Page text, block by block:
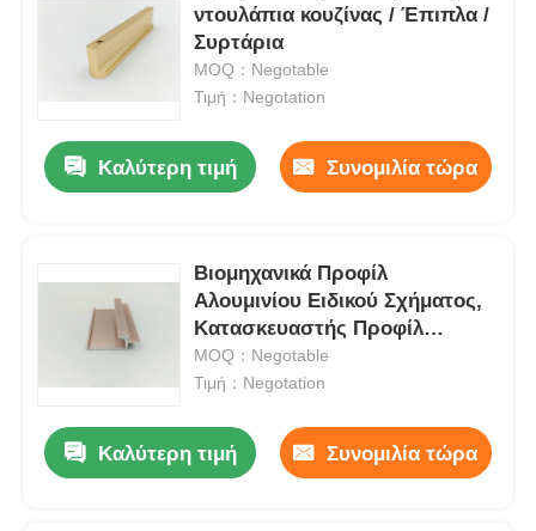
Σπίτι
ντουλάπια κουζίνας / Έπιπλα /
Συρτάρια
MOQ：Negotable
Τιμή：Negotation
Καλύτερη τιμή Συνομιλία τώρα
Βιομηχανικά Προφίλ
Αλουμινίου Ειδικού Σχήματος,
Κατασκευαστής Προφίλ
Εξώθησης Αλουμινίου
MOQ：Negotable
Τιμή：Negotation
Καλύτερη τιμή Συνομιλία τώρα